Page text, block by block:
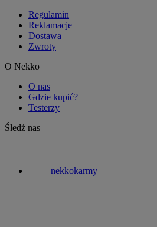
Regulamin
Reklamacje
Dostawa
Zwroty
O Nekko
O nas
Gdzie kupić?
Testerzy
Śledź nas
nekkokarmy